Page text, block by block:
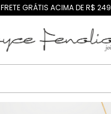
FRETE GRÁTIS ACIMA DE R$ 249